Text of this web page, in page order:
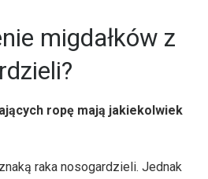
migdałków z
ropę mają jakiekolwiek
raka nosogardzieli. Jednak